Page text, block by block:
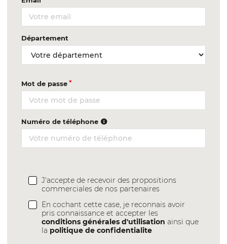
Département
Mot de passe
Numéro de téléphone
J'accepte de recevoir des propositions
commerciales de nos partenaires
En cochant cette case, je reconnais avoir
pris connaissance et accepter les
conditions générales d'utilisation ainsi que
la politique de confidentialite